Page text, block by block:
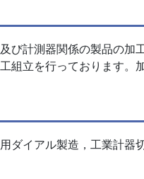
び計測器関係の製品の
組立を行っております。
ダイアル製造，工業計器